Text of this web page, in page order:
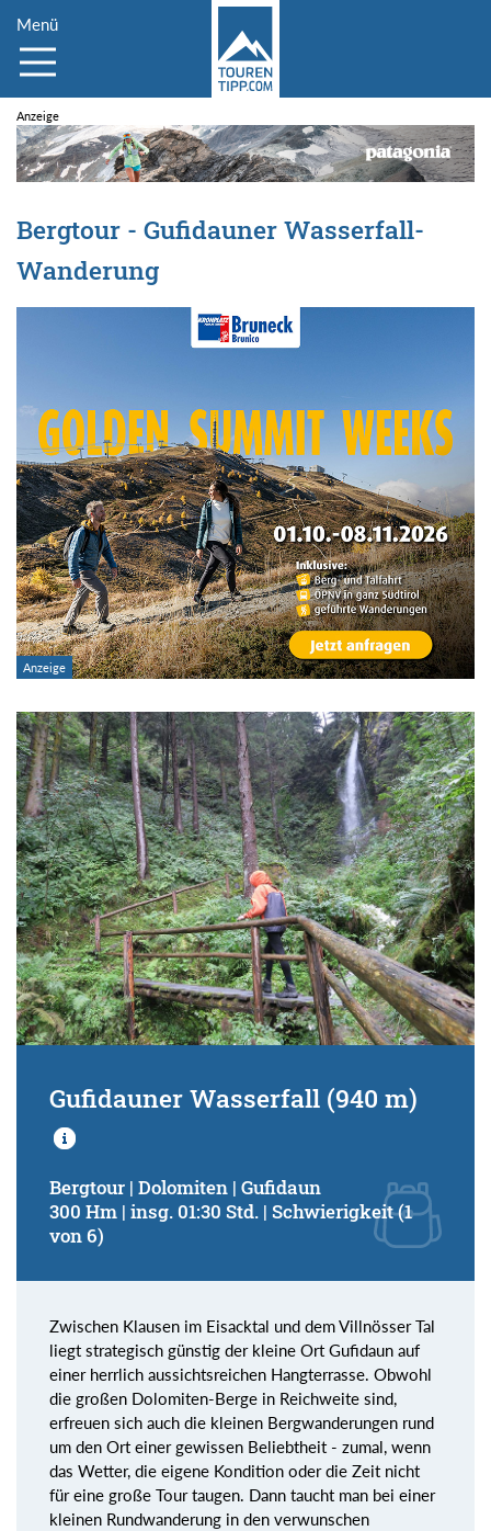
Menü
Bergtour - Gufidauner Wasserfall-
Wanderung
Gufidauner Wasserfall (940 m)
Bergtour | Dolomiten | Gufidaun
300 Hm | insg. 01:30 Std. | Schwierigkeit (1
von 6)
Zwischen Klausen im Eisacktal und dem Villnösser Tal
liegt strategisch günstig der kleine Ort Gufidaun auf
einer herrlich aussichtsreichen Hangterrasse. Obwohl
die großen Dolomiten-Berge in Reichweite sind,
erfreuen sich auch die kleinen Bergwanderungen rund
um den Ort einer gewissen Beliebtheit - zumal, wenn
das Wetter, die eigene Kondition oder die Zeit nicht
für eine große Tour taugen. Dann taucht man bei einer
kleinen Rundwanderung in den verwunschen